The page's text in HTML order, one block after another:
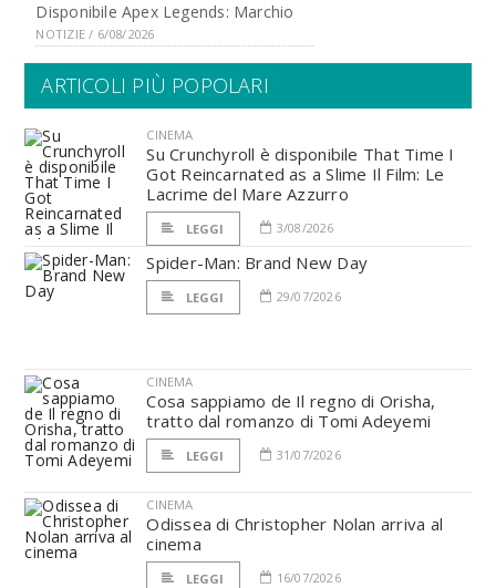
Disponibile Apex Legends: Marchio
NOTIZIE / 6/08/2026
ARTICOLI PIÙ POPOLARI
CINEMA
Su Crunchyroll è disponibile That Time I
Got Reincarnated as a Slime Il Film: Le
Lacrime del Mare Azzurro
LEGGI 3/08/2026
Spider-Man: Brand New Day
LEGGI 29/07/2026
CINEMA
Cosa sappiamo de Il regno di Orisha,
tratto dal romanzo di Tomi Adeyemi
LEGGI 31/07/2026
CINEMA
Odissea di Christopher Nolan arriva al
cinema
LEGGI 16/07/2026